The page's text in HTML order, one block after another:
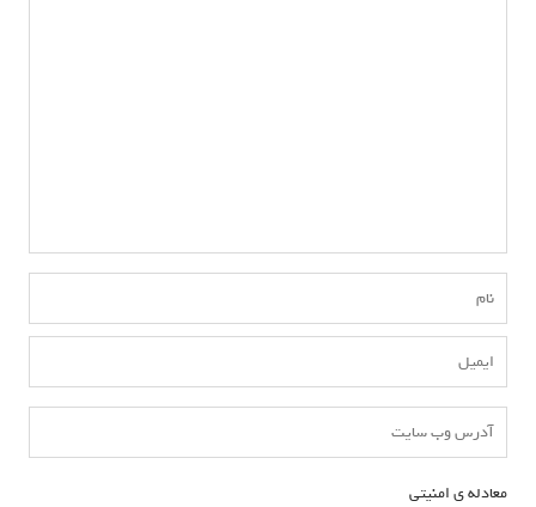
معادله ی امنیتی